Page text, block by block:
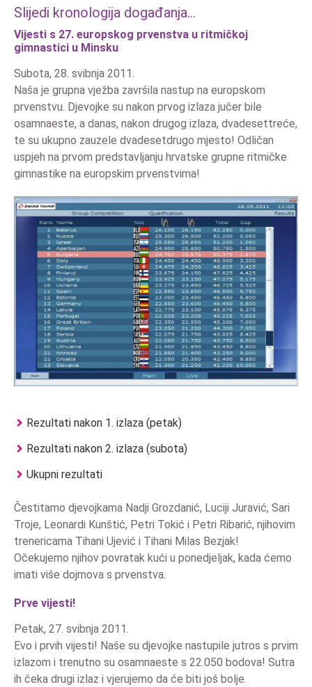
Slijedi kronologija događanja…
Vijesti s 27. europskog prvenstva u ritmičkoj
gimnastici u Minsku
Subota, 28. svibnja 2011.
Naša je grupna vježba završila nastup na europskom
prvenstvu. Djevojke su nakon prvog izlaza jučer bile
osamnaeste, a danas, nakon drugog izlaza, dvadesettreće,
te su ukupno zauzele dvadesetdrugo mjesto! Odličan
uspjeh na prvom predstavljanju hrvatske grupne ritmičke
gimnastike na europskim prvenstvima!
Rezultati nakon 1. izlaza (petak)
Rezultati nakon 2. izlaza (subota)
Ukupni rezultati
Čestitamo djevojkama Nadji Grozdanić, Luciji Juravić, Sari
Troje, Leonardi Kunštić, Petri Tokić i Petri Ribarić, njihovim
trenericama Tihani Ujević i Tihani Milas Bezjak!
Očekujemo njihov povratak kući u ponedjeljak, kada ćemo
imati više dojmova s prvenstva.
Prve vijesti!
Petak, 27. svibnja 2011.
Evo i prvih vijesti! Naše su djevojke nastupile jutros s prvim
izlazom i trenutno su osamnaeste s 22.050 bodova! Sutra
ih čeka drugi izlaz i vjerujemo da će biti još bolje.